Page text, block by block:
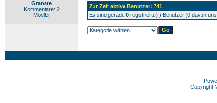
Granate
Kommentare: 2
Moeller
Zur Zeit aktive Benutzer: 741
Es sind gerade 0 registrierte(r) Benutzer (0 davon
Copyright